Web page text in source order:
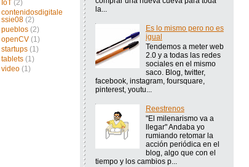
IoT (2)
contenidosdigitale
ssie08 (2)
pueblos (2)
openCV (1)
startups (1)
tablets (1)
video (1)
la...
Es lo mismo pero no es
igual
Tendemos a meter web
2.0 y a todas las redes
sociales en el mismo
saco. Blog, twitter,
facebook, instagram, foursquare,
pinterest, youtu...
Reestrenos
"El milenarismo va a
llegar" Andaba yo
rumiando retomar la
acción periódica en el
blog, algo que con el
tiempo y los cambios p...